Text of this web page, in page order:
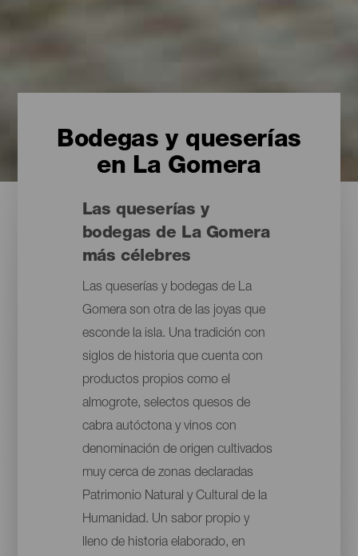
Bodegas y queserías
en La Gomera
Las queserías y
bodegas de La Gomera
más célebres
Las queserías y bodegas de La
Gomera son otra de las joyas que
esconde la isla. Una tradición con
siglos de historia que cuenta con
productos propios como el
almogrote, selectos quesos de
cabra autóctona y vinos con
denominación de origen cultivados
muy cerca de zonas declaradas
Patrimonio Natural y Cultural de la
Humanidad. Un sabor propio y
lleno de historia elaborado, en